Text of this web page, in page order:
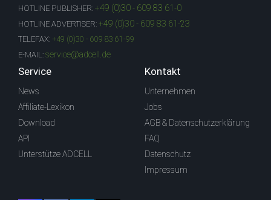
HOTLINE PUBLISHER: +49 (0)30 - 609 83 61-0
HOTLINE ADVERTISER: +49 (0)30 - 609 83 61-23
TELEFAX: +49 (0)30 - 609 83 61-99
E-MAIL: service@adcell.de
Service
News
Affiliate-Lexikon
Download
API
Unterstütze ADCELL
Kontakt
Unternehmen
Jobs
AGB & Datenschutzerklärung
FAQ
Datenschutz
Impressum